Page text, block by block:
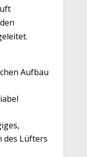
Aufbau
des Lüfters